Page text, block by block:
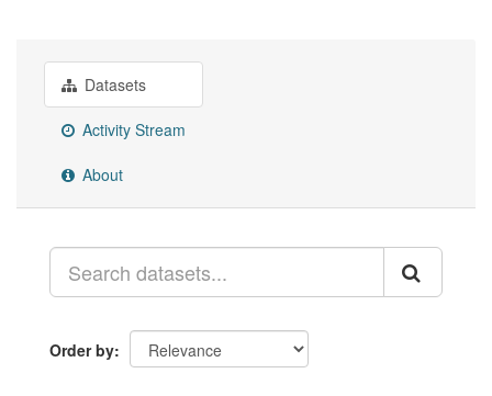
Datasets
Activity Stream
About
Order by